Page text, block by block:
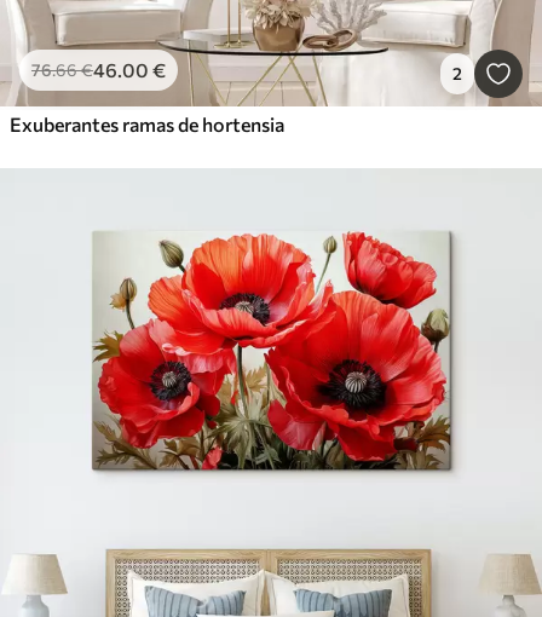
76.66€46.00 € 2
Exuberantes ramas de hortensia